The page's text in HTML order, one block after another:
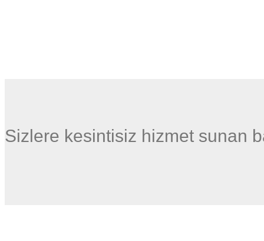
Sizlere kesintisiz hizmet sunan